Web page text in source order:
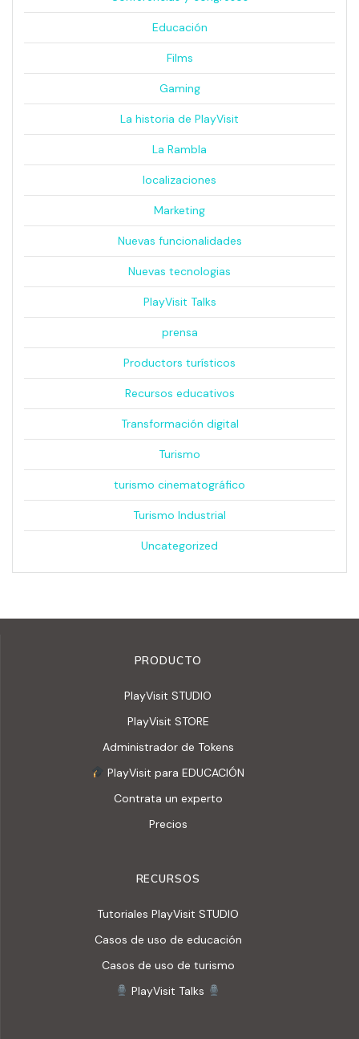
Educación
Films
Gaming
La historia de PlayVisit
La Rambla
localizaciones
Marketing
Nuevas funcionalidades
Nuevas tecnologias
PlayVisit Talks
prensa
Productors turísticos
Recursos educativos
Transformación digital
Turismo
turismo cinematográfico
Turismo Industrial
Uncategorized
PRODUCTO
PlayVisit STUDIO
PlayVisit STORE
Administrador de Tokens
PlayVisit para EDUCACIÓN
Contrata un experto
Precios
RECURSOS
Tutoriales PlayVisit STUDIO
Casos de uso de educación
Casos de uso de turismo
PlayVisit Talks